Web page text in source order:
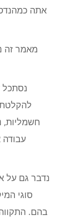
אתה
מאמר זה
נסתכל
להקלטת
חשמליות,
נדבר גם על
סוגי
בהם.